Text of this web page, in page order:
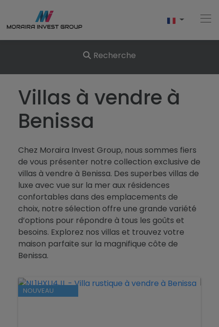
Acheter
Nouvelle Construction
Vendre
Commentaires
À Propos De Nous
Blog
Contact
Recherche
Villas à vendre à
Benissa
Chez Moraira Invest Group, nous sommes fiers
de vous présenter notre collection exclusive de
villas à vendre à Benissa. Des superbes villas de
luxe avec vue sur la mer aux résidences
confortables dans des emplacements de
choix, notre sélection offre une grande variété
d’options pour répondre à tous les goûts et
besoins. Explorez nos villas et trouvez votre
maison parfaite sur la magnifique côte de
Benissa.
NOUVEAU